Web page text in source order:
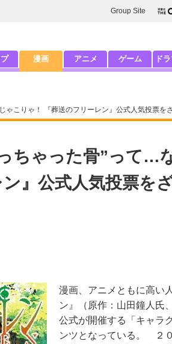
Group Site
漫画 アニメ ゲーム ド
ゃこりゃ！ 『葬送のフリーレン』公式人気投票を
ちゃった骨”って…
ン』公式人気投票を
漫画、アニメともに高い
ン』（原作：山田鐘人氏
公式が開催する「キャラ
ンツとなっている。 ２